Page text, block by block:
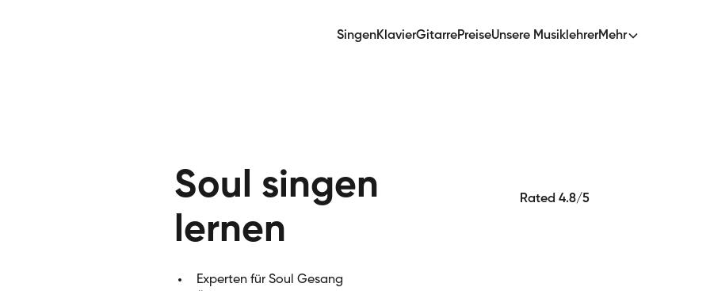
SingenKlavierGitarrePreiseUnsere MusiklehrerMehr
Soul singen
lernen
Experten für Soul Gesang
Rated 4.8/5